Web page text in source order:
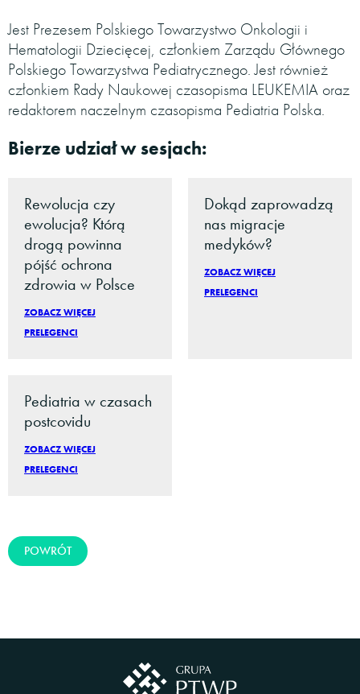
Jest Prezesem Polskiego Towarzystwo Onkologii i
Hematologii Dziecięcej, członkiem Zarządu Głównego
Polskiego Towarzystwa Pediatrycznego. Jest również
członkiem Rady Naukowej czasopisma LEUKEMIA oraz
redaktorem naczelnym czasopisma Pediatria Polska.
Bierze udział w sesjach:
Rewolucja czy
ewolucja? Którą
drogą powinna
pójść ochrona
zdrowia w Polsce
ZOBACZ WIĘCEJ
PRELEGENCI
Dokąd zaprowadzą
nas migracje
medyków?
ZOBACZ WIĘCEJ
PRELEGENCI
Pediatria w czasach
postcovidu
ZOBACZ WIĘCEJ
PRELEGENCI
POWRÓT